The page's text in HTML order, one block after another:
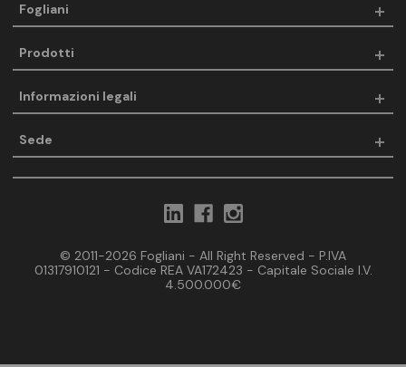
Fogliani
Prodotti
Informazioni legali
Sede
© 2011-2026 Fogliani - All Right Reserved - P.IVA
01317910121 - Codice REA VA172423 - Capitale Sociale I.V.
4.500.000€